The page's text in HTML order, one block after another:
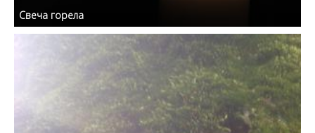
Свеча горела